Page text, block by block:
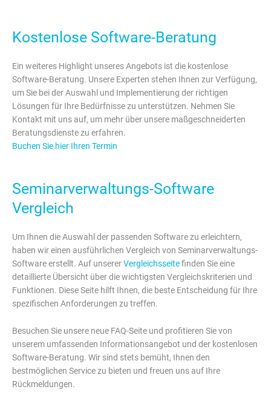
Kostenlose Software-Beratung
Ein weiteres Highlight unseres Angebots ist die kostenlose
Software-Beratung. Unsere Experten stehen Ihnen zur Verfügung,
um Sie bei der Auswahl und Implementierung der richtigen
Lösungen für Ihre Bedürfnisse zu unterstützen. Nehmen Sie
Kontakt mit uns auf, um mehr über unsere maßgeschneiderten
Beratungsdienste zu erfahren.
Buchen Sie hier Ihren Termin
Seminarverwaltungs-Software
Vergleich
Um Ihnen die Auswahl der passenden Software zu erleichtern,
haben wir einen ausführlichen Vergleich von Seminarverwaltungs-
Software erstellt. Auf unsererVergleichsseitefinden Sie eine
detaillierte Übersicht über die wichtigsten Vergleichskriterien und
Funktionen. Diese Seite hilft Ihnen, die beste Entscheidung für Ihre
spezifischen Anforderungen zu treffen.
Besuchen Sie unsere neue FAQ-Seite und profitieren Sie von
unserem umfassenden Informationsangebot und der kostenlosen
Software-Beratung. Wir sind stets bemüht, Ihnen den
bestmöglichen Service zu bieten und freuen uns auf Ihre
Rückmeldungen.